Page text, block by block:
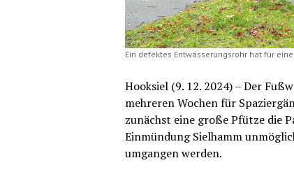
Ein defektes Entwässerungsrohr hat für
Hooksiel (9. 12. 2024) – Der
mehreren Wochen für
zunächst eine große Pfütze die
Einmündung Sielhamm
umgangen werden.